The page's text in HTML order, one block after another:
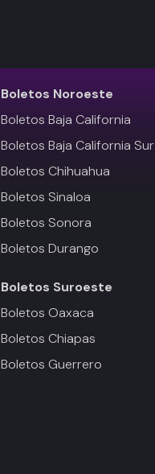
Boletos Noroeste
Boletos Baja California
Boletos Baja California Sur
Boletos Chihuahua
Boletos Sinaloa
Boletos Sonora
Boletos Durango
Boletos Suroeste
Boletos Oaxaca
Boletos Chiapas
Boletos Guerrero